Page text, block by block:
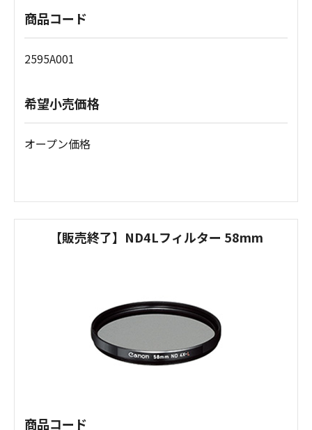
商品コード
2595A001
希望小売価格
オープン価格
【販売終了】ND4Lフィルター 58mm
商品コード